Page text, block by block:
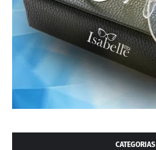
CATEGORIAS